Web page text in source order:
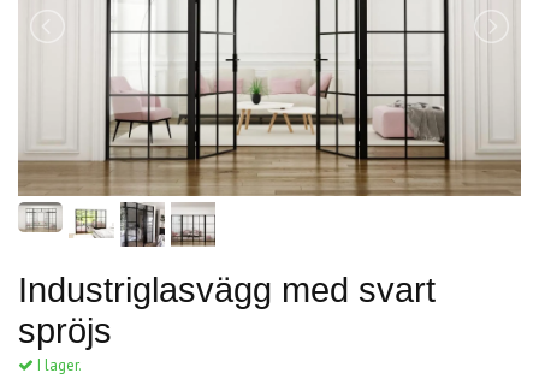
Industriglasvägg med svart
spröjs
I lager.